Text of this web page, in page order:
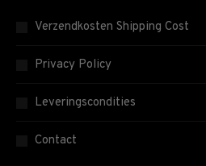
Verzendkosten Shipping Cost
Privacy Policy
Leveringscondities
Contact